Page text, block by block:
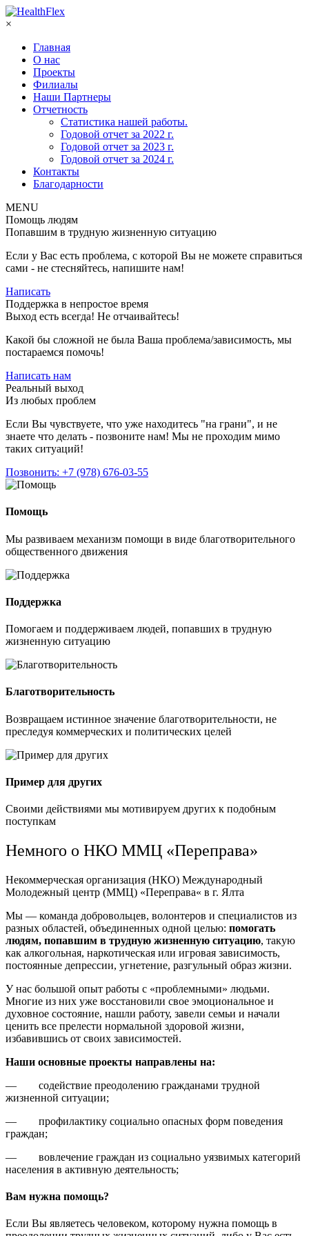
×
Главная
О нас
Проекты
Филиалы
Наши Партнеры
Отчетность
Статистика нашей работы.
Годовой отчет за 2022 г.
Годовой отчет за 2023 г.
Годовой отчет за 2024 г.
Контакты
Благодарности
MENU
Помощь людям
Попавшим в трудную жизненную ситуацию
Если у Вас есть проблема, с которой Вы не можете справиться
сами - не стесняйтесь, напишите нам!
Написать
Поддержка в непростое время
Выход есть всегда! Не отчаивайтесь!
Какой бы сложной не была Ваша проблема/зависимость, мы
постараемся помочь!
Написать нам
Реальный выход
Из любых проблем
Если Вы чувствуете, что уже находитесь "на грани", и не
знаете что делать - позвоните нам! Мы не проходим мимо
таких ситуаций!
Позвонить: +7 (978) 676-03-55
Помощь
Мы развиваем механизм помощи в виде благотворительного
общественного движения
Поддержка
Помогаем и поддерживаем людей, попавших в трудную
жизненную ситуацию
Благотворительность
Возвращаем истинное значение благотворительности, не
преследуя коммерческих и политических целей
Пример для других
Своими действиями мы мотивируем других к подобным
поступкам
Немного о НКО ММЦ «Переправа»
Некоммерческая организация (НКО) Международный
Молодежный центр (ММЦ) «Переправа« в г. Ялта
Мы — команда добровольцев, волонтеров и специалистов из
разных областей, объединенных одной целью: помогать
людям, попавшим в трудную жизненную ситуацию, такую
как алкогольная, наркотическая или игровая зависимость,
постоянные депрессии, угнетение, разгульный образ жизни.
У нас большой опыт работы с «проблемными» людьми.
Многие из них уже восстановили свое эмоциональное и
духовное состояние, нашли работу, завели семьи и начали
ценить все прелести нормальной здоровой жизни,
избавившись от своих зависимостей.
Наши основные проекты направлены на:
— содействие преодолению гражданами трудной
жизненной ситуации;
— профилактику социально опасных форм поведения
граждан;
— вовлечение граждан из социально уязвимых категорий
населения в активную деятельность;
Вам нужна помощь?
Если Вы являетесь человеком, которому нужна помощь в